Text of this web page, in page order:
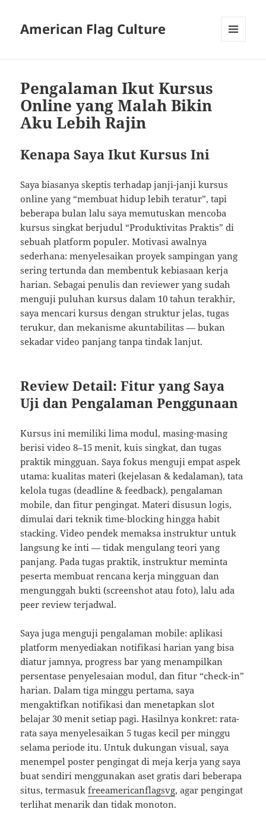
American Flag Culture
Pengalaman Ikut Kursus
Online yang Malah Bikin
Aku Lebih Rajin
Kenapa Saya Ikut Kursus Ini
Saya biasanya skeptis terhadap janji-janji kursus
online yang “membuat hidup lebih teratur”, tapi
beberapa bulan lalu saya memutuskan mencoba
kursus singkat berjudul “Produktivitas Praktis” di
sebuah platform populer. Motivasi awalnya
sederhana: menyelesaikan proyek sampingan yang
sering tertunda dan membentuk kebiasaan kerja
harian. Sebagai penulis dan reviewer yang sudah
menguji puluhan kursus dalam 10 tahun terakhir,
saya mencari kursus dengan struktur jelas, tugas
terukur, dan mekanisme akuntabilitas — bukan
sekadar video panjang tanpa tindak lanjut.
Review Detail: Fitur yang Saya
Uji dan Pengalaman Penggunaan
Kursus ini memiliki lima modul, masing-masing
berisi video 8–15 menit, kuis singkat, dan tugas
praktik mingguan. Saya fokus menguji empat aspek
utama: kualitas materi (kejelasan & kedalaman), tata
kelola tugas (deadline & feedback), pengalaman
mobile, dan fitur pengingat. Materi disusun logis,
dimulai dari teknik time-blocking hingga habit
stacking. Video pendek memaksa instruktur untuk
langsung ke inti — tidak mengulang teori yang
panjang. Pada tugas praktik, instruktur meminta
peserta membuat rencana kerja mingguan dan
mengunggah bukti (screenshot atau foto), lalu ada
peer review terjadwal.
Saya juga menguji pengalaman mobile: aplikasi
platform menyediakan notifikasi harian yang bisa
diatur jamnya, progress bar yang menampilkan
persentase penyelesaian modul, dan fitur “check-in”
harian. Dalam tiga minggu pertama, saya
mengaktifkan notifikasi dan menetapkan slot
belajar 30 menit setiap pagi. Hasilnya konkret: rata-
rata saya menyelesaikan 5 tugas kecil per minggu
selama periode itu. Untuk dukungan visual, saya
menempel poster pengingat di meja kerja yang saya
buat sendiri menggunakan aset gratis dari beberapa
situs, termasukfreeamericanflagsvg, agar pengingat
terlihat menarik dan tidak monoton.